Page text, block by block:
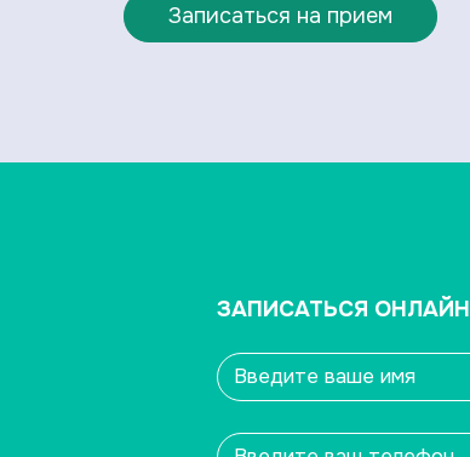
Записаться на прием
ЗАПИСАТЬСЯ ОНЛАЙН